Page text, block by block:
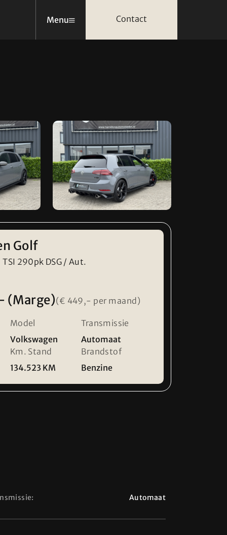
Menu Contact
Golf
TSI 290pk DSG / Aut.
(Marge)(€ 449,- per maand)
Model
Volkswagen
Transmissie
Automaat
Km. Stand
134.523 KM
Brandstof
Benzine
Automaat